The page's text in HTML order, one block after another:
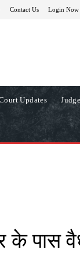
Contact Us Login Now
Updates
के पास